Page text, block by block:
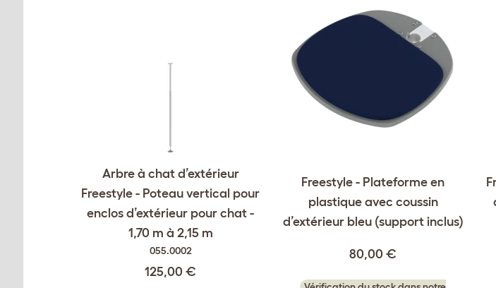
Arbre à chat d’extérieur
Freestyle - Poteau vertical pour
enclos d’extérieur pour chat -
1,70 m à 2,15 m
055.0002
125,00 €
Freestyle - Plateforme en
plastique avec coussin
d’extérieur bleu (support inclus)
80,00 €